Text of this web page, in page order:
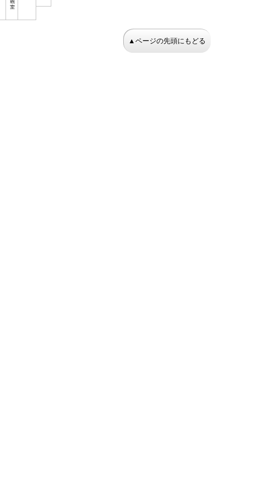
▲ページの先頭にもどる